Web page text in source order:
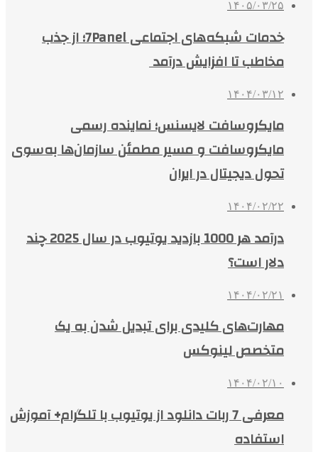
۱۴۰۵/۰۳/۲۵
خدمات شبکه‌های اجتماعی 7Panel؛ از جذب
مخاطب تا افزایش درآمد
۱۴۰۴/۰۳/۱۲
مایکروسافت لایسنس؛ نماینده رسمی
مایکروسافت و مسیر مطمئن سازمان‌ها به‌سوی
تحول دیجیتال در ایران
۱۴۰۴/۰۲/۲۲
درآمد هر 1000 بازدید یوتیوب در سال 2025 چند
دلار است؟
۱۴۰۴/۰۲/۲۱
مهارت‌های کلیدی برای تبدیل شدن به یک
متخصص لینوکس
۱۴۰۴/۰۲/۱۰
معرفی 7 ربات دانلود از یوتیوب با تلگرام+ آموزش
استفاده